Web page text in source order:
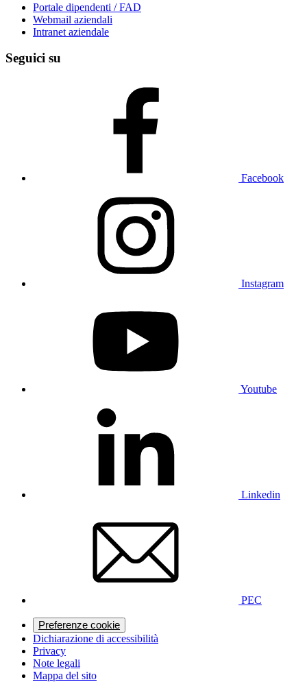
Portale dipendenti / FAD
Webmail aziendali
Intranet aziendale
Seguici su
Facebook
Instagram
Youtube
Linkedin
PEC
Preferenze cookie
Dichiarazione di accessibilità
Privacy
Note legali
Mappa del sito